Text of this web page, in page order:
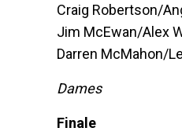
Craig Robertson/
Jim McEwan/Alex
Darren McMahon/
Dames
Finale